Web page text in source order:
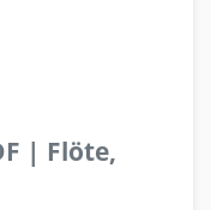
| Flöte,